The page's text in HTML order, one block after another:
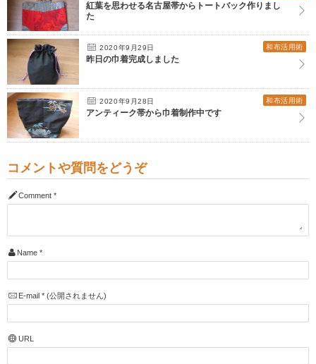
紅葉を思わせる名古屋帯からトートバック作りまし
た
2020年9月29日 和布活用術
昨日の巾着完成しました
2020年9月28日 和布活用術
アンティーク帯から巾着制作中です
コメントや質問をどうぞ
Comment *
Name *
E-mail *(公開されません)
URL